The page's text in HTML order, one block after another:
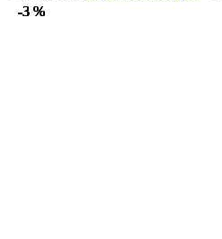
-3 %
-3 %
-3 %
-3 %
-3 %
-3 %
-3 %
-3 %
-3 %
-3 %
-3 %
-3 %